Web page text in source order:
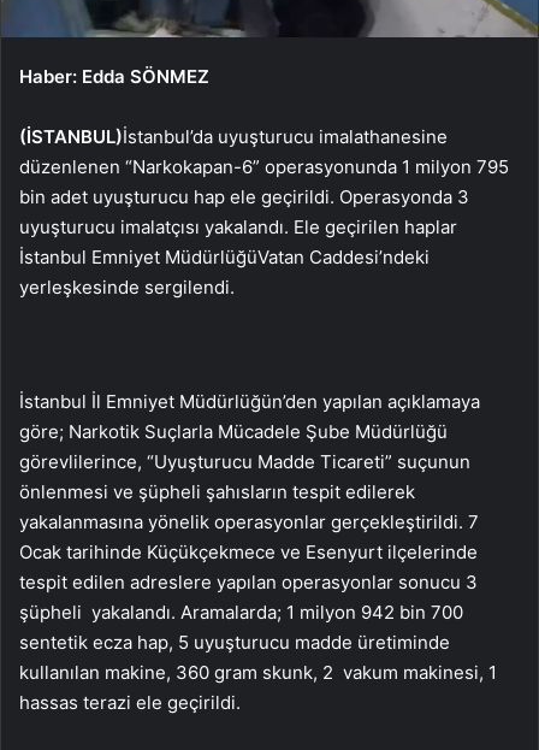
Haber: Edda SÖNMEZ
(İSTANBUL)İstanbul’da uyuşturucu imalathanesine
düzenlenen “Narkokapan-6” operasyonunda 1 milyon 795
bin adet uyuşturucu hap ele geçirildi. Operasyonda 3
uyuşturucu imalatçısı yakalandı. Ele geçirilen haplar
İstanbul Emniyet MüdürlüğüVatan Caddesi’ndeki
yerleşkesinde sergilendi.
İstanbul İl Emniyet Müdürlüğün’den yapılan açıklamaya
göre; Narkotik Suçlarla Mücadele Şube Müdürlüğü
görevlilerince, “Uyuşturucu Madde Ticareti” suçunun
önlenmesi ve şüpheli şahısların tespit edilerek
yakalanmasına yönelik operasyonlar gerçekleştirildi. 7
Ocak tarihinde Küçükçekmece ve Esenyurt ilçelerinde
tespit edilen adreslere yapılan operasyonlar sonucu 3
şüpheli yakalandı. Aramalarda; 1 milyon 942 bin 700
sentetik ecza hap, 5 uyuşturucu madde üretiminde
kullanılan makine, 360 gram skunk, 2 vakum makinesi, 1
hassas terazi ele geçirildi.